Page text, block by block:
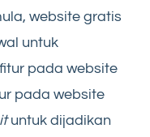
website gratis
untuk
pada website
pada website
untuk dijadikan